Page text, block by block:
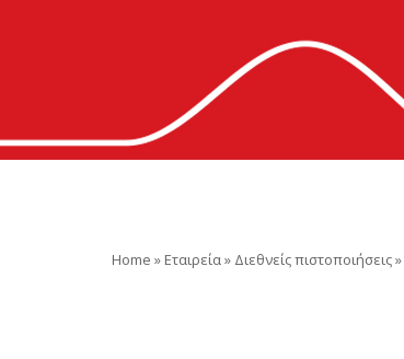
Home » Εταιρεία» Διεθνείς πιστοποιήσεις»